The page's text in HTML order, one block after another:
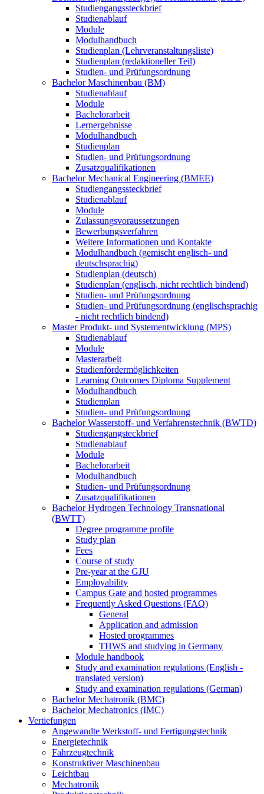
Studiengangssteckbrief
Studienablauf
Module
Modulhandbuch
Studienplan (Lehrveranstaltungsliste)
Studienplan (redaktioneller Teil)
Studien- und Prüfungsordnung
Bachelor Maschinenbau (BM)
Studienablauf
Module
Bachelorarbeit
Lernergebnisse
Modulhandbuch
Studienplan
Studien- und Prüfungsordnung
Zusatzqualifikationen
Bachelor Mechanical Engineering (BMEE)
Studiengangssteckbrief
Studienablauf
Module
Zulassungsvoraussetzungen
Bewerbungsverfahren
Weitere Informationen und Kontakte
Modulhandbuch (gemischt englisch- und
deutschsprachig)
Studienplan (deutsch)
Studienplan (englisch, nicht rechtlich bindend)
Studien- und Prüfungsordnung
Studien- und Prüfungsordnung (englischsprachig
- nicht rechtlich bindend)
Master Produkt- und Systementwicklung (MPS)
Studienablauf
Module
Masterarbeit
Studienfördermöglichkeiten
Learning Outcomes Diploma Supplement
Modulhandbuch
Studienplan
Studien- und Prüfungsordnung
Bachelor Wasserstoff- und Verfahrenstechnik (BWTD)
Studiengangsteckbrief
Studienablauf
Module
Bachelorarbeit
Modulhandbuch
Studien- und Prüfungsordnung
Zusatzqualifikationen
Bachelor Hydrogen Technology Transnational
(BWTT)
Degree programme profile
Study plan
Fees
Course of study
Pre-year at the GJU
Employability
Campus Gate and hosted programmes
Frequently Asked Questions (FAQ)
General
Application and admission
Hosted programmes
THWS and studying in Germany
Module handbook
Study and examination regulations (English -
translated version)
Study and examination regulations (German)
Bachelor Mechatronik (BMC)
Bachelor Mechatronics (IMC)
Vertiefungen
Angewandte Werkstoff- und Fertigungstechnik
Energietechnik
Fahrzeugtechnik
Konstruktiver Maschinenbau
Leichtbau
Mechatronik